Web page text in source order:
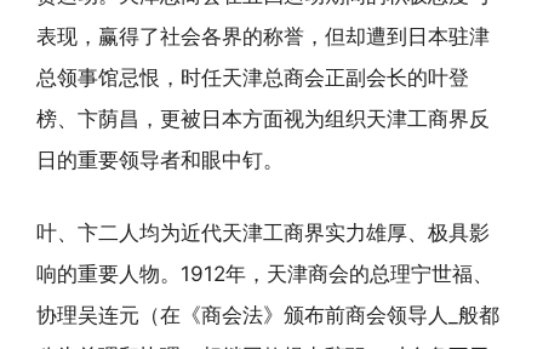
表现，赢得了社会各界的称誉，但却遭到日本驻津
总领事馆忌恨，时任天津总商会正副会长的叶登
榜、卞荫昌，更被日本方面视为组织天津工商界反
日的重要领导者和眼中钉。
叶、卞二人均为近代天津工商界实力雄厚、极具影
响的重要人物。1912年，天津商会的总理宁世福、
协理吴连元（在《商会法》颁布前商会领导人_般都